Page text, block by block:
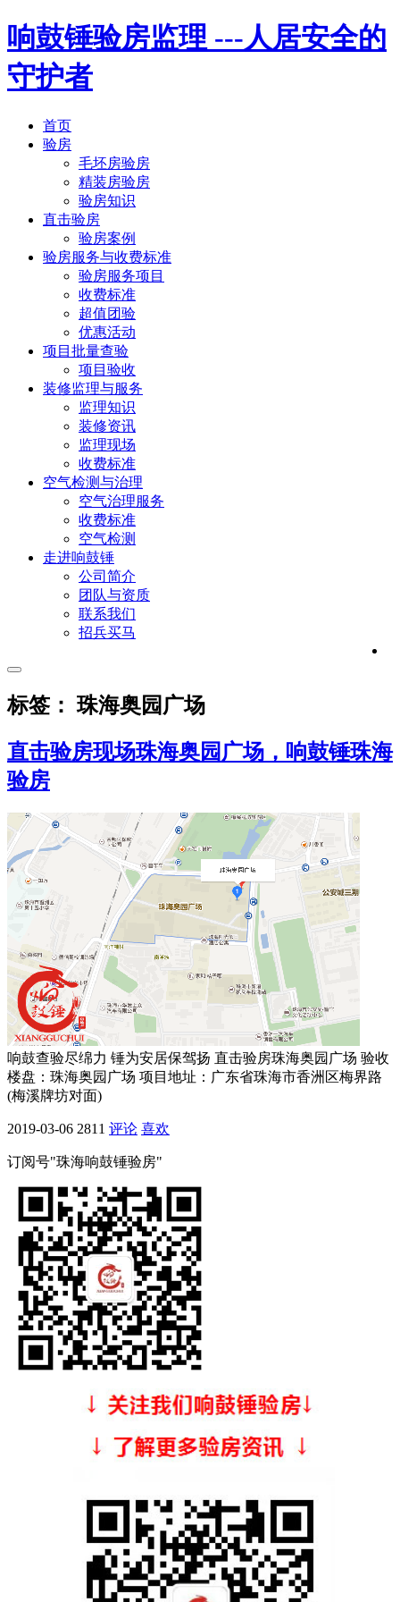
响鼓锤验房监理 ---人居安全的
守护者
首页
验房
毛坯房验房
精装房验房
验房知识
直击验房
验房案例
验房服务与收费标准
验房服务项目
收费标准
超值团验
优惠活动
项目批量查验
项目验收
装修监理与服务
监理知识
装修资讯
监理现场
收费标准
空气检测与治理
空气治理服务
收费标准
空气检测
走进响鼓锤
公司简介
团队与资质
联系我们
招兵买马
标签： 珠海奥园广场
直击验房现场珠海奥园广场，响鼓锤珠海
验房
响鼓查验尽绵力 锤为安居保驾扬 直击验房珠海奥园广场 验收
楼盘：珠海奥园广场 项目地址：广东省珠海市香洲区梅界路
(梅溪牌坊对面)
2019-03-06 2811 评论 喜欢
订阅号"珠海响鼓锤验房"